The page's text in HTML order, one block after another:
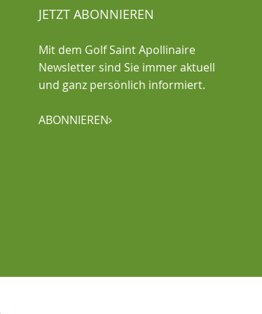
JETZT ABONNIEREN
Mit dem Golf Saint Apollinaire
Newsletter sind Sie immer aktuell
und ganz persönlich informiert.
ABONNIEREN